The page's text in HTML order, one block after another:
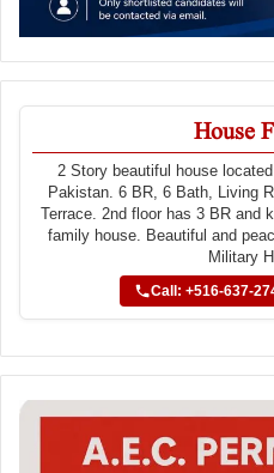
House
2 Story beautiful house
Pakistan. 6 BR, 6 Bath, Living
Terrace. 2nd floor has 3 BR and
family house. Beautiful and
Military
Call: +516-637-